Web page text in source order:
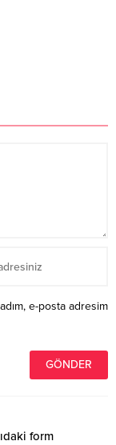
e-posta adresim
form